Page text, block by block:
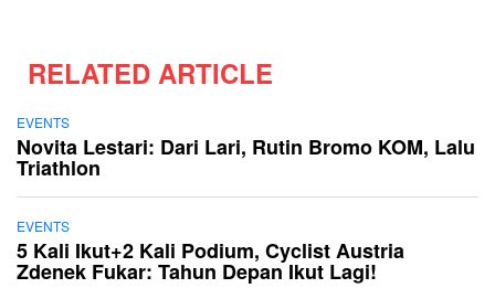
RELATED ARTICLE
EVENTS
Novita Lestari: Dari Lari, Rutin Bromo KOM, Lalu
Triathlon
EVENTS
5 Kali Ikut+2 Kali Podium, Cyclist Austria
Zdenek Fukar: Tahun Depan Ikut Lagi!